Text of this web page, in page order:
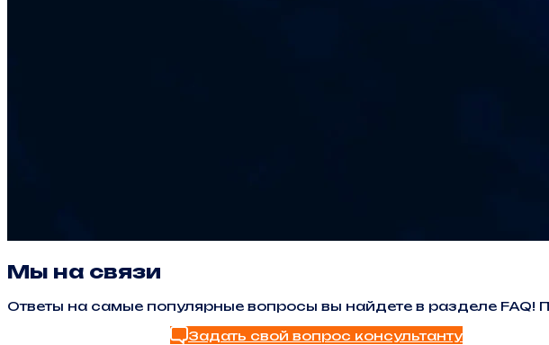
Мы на связи
Ответы на самые популярные вопросы вы найдете в разделе
Задать свой вопрос консультанту